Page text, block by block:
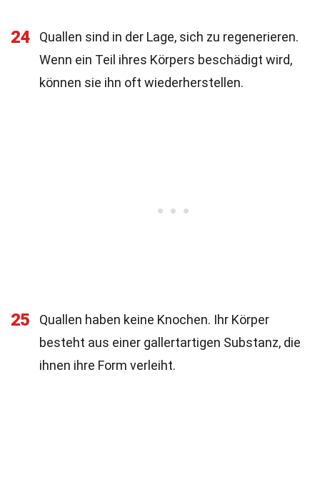
24
Quallen sind in der Lage, sich zu regenerieren.
Wenn ein Teil ihres Körpers beschädigt wird,
können sie ihn oft wiederherstellen.
25
Quallen haben keine Knochen. Ihr Körper
besteht aus einer gallertartigen Substanz, die
ihnen ihre Form verleiht.